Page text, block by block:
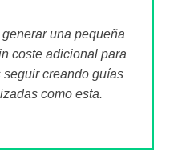
una pequeña
coste adicional para
creando guías
como esta.